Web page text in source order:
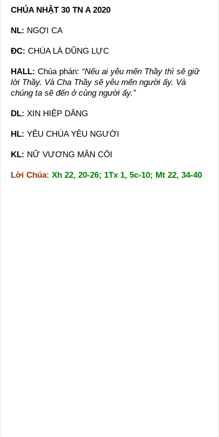
CHÚA NHẬT 30 TN A 2020
NL: NGỢI CA
ĐC: CHÚA LÀ DŨNG LỰC
HALL: Chúa phán: “Nếu ai yêu mến Thầy thì sẽ giữ
lời Thầy. Và Cha Thầy sẽ yêu mến người ấy. Và
chúng ta sẽ đến ở cùng người ấy.”
DL: XIN HIỆP DÂNG
HL:YÊU CHÚA YÊU NGƯỜI
KL: NỮ VƯƠNG MÂN CÔI
Lời Chúa: Xh 22, 20-26; 1Tx 1, 5c-10; Mt 22, 34-40